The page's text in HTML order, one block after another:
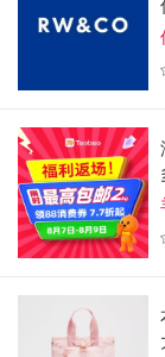
⭐️质地和他家的
⭐️一点儿都不推荐